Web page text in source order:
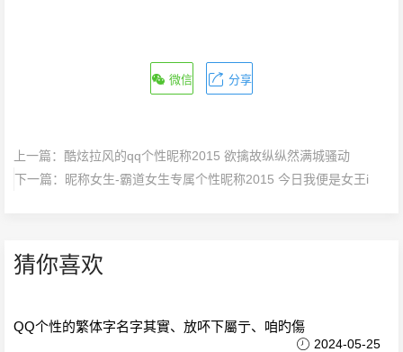
微信 分享
上一篇： 酷炫拉风的qq个性昵称2015 欲擒故纵纵然满城骚动
下一篇：
昵称女生-霸道女生专属个性昵称2015 今日我便是女王i
猜你喜欢
QQ个性的繁体字名字其實、放吥下屬亍、咱旳傷
2024-05-25